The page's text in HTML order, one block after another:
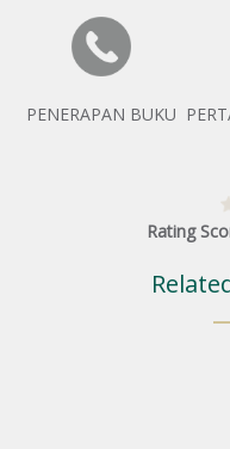
PENERAPAN BUKU
Rating